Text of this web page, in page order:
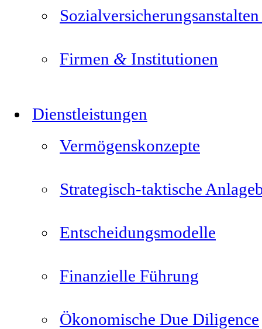
Firmen & Institutionen
Dienstleistungen
Vermögenskonzepte
Strategisch-taktische
Entscheidungsmodelle
Finanzielle Führung
Ökonomische Due Diligence